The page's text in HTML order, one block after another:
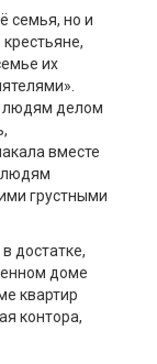
семья, но и
их
людям делом
вместе
людям
грустными
достатке,
доме
квартир
контора,